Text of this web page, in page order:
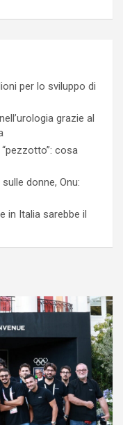
per lo sviluppo di
grazie al
cosa
donne, Onu:
in Italia sarebbe il